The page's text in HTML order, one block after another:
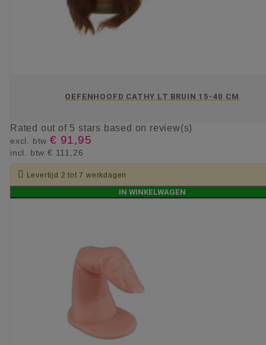
OEFENHOOFD CATHY LT BRUIN 15-40 CM
Rated out of 5 stars based on review(s)
excl. btw € 91,95
incl. btw € 111,26
 Levertijd 2 tot 7 werkdagen
IN WINKELWAGEN